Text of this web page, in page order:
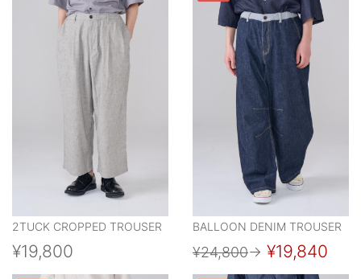
2TUCK CROPPED TROUSER
¥19,800
BALLOON DENIM TROUSER
¥24,800→ ¥19,840